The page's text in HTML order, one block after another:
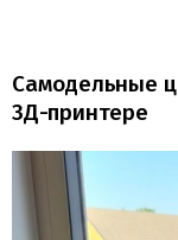
Самодельные
3Д-принтере